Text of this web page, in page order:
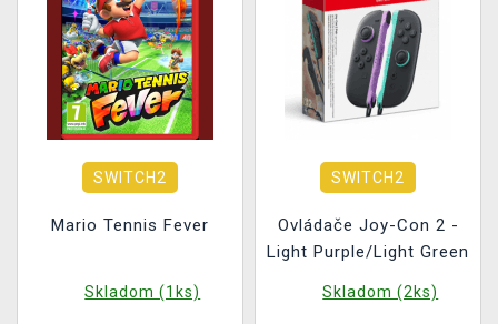
SWITCH2
Mario Tennis Fever
Skladom (1ks)
SWITCH2
Ovládače Joy-Con 2 -
Light Purple/Light Green
Skladom (2ks)